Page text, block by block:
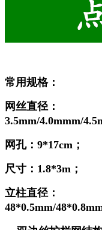
常用规格：
网丝直径：
3.5mm/4.0mmm/
网孔：9*17cm；
尺寸：1.8*3m；
立柱直径：
48*0.5mm/